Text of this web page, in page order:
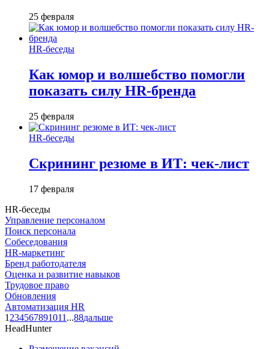
25 февраля
HR-беседы
Как юмор и волшебство помогли
показать силу HR-бренда
25 февраля
HR-беседы
Скрининг резюме в ИТ: чек-лист
17 февраля
HR-беседы
Управление персоналом
Поиск персонала
Собеседования
HR-маркетинг
Бренд работодателя
Оценка и развитие навыков
Трудовое право
Обновления
Автоматизация HR
1 234567891011 ...88дальше
HeadHunter